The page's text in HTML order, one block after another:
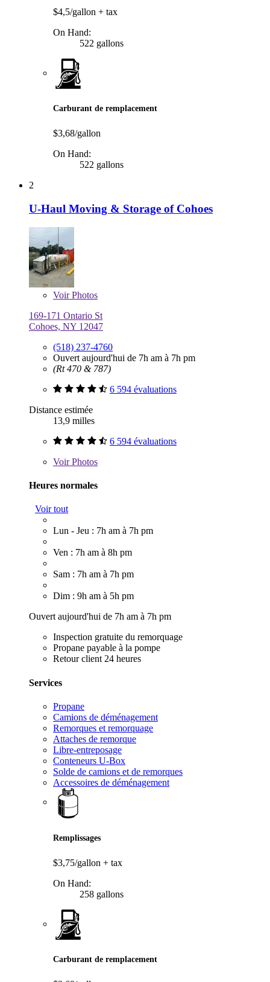
$4,5/gallon + tax
On Hand:
522 gallons
Carburant de remplacement
$3,68/gallon
On Hand:
522 gallons
2
U-Haul Moving & Storage of Cohoes
VoirPhotos
169-171 Ontario St
Cohoes, NY 12047
(518) 237-4760
Ouvert aujourd'hui de 7h am à 7h pm
(Rt 470 & 787)
6 594 évaluations
Distance estimée
13,9 milles
6 594 évaluations
VoirPhotos
Heures normales
Voir tout
Lun - Jeu : 7h am à 7h pm
Ven : 7h am à 8h pm
Sam : 7h am à 7h pm
Dim : 9h am à 5h pm
Ouvert aujourd'hui de 7h am à 7h pm
Inspection gratuite du remorquage
Propane payable à la pompe
Retour client 24 heures
Services
Propane
Camions de déménagement
Remorques et remorquage
Attaches de remorque
Libre-entreposage
Conteneurs U-Box
Solde de camions et de remorques
Accessoires de déménagement
Remplissages
$3,75/gallon + tax
On Hand:
258 gallons
Carburant de remplacement